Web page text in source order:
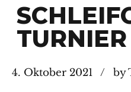
TURNIER
4. Oktober 2021 by